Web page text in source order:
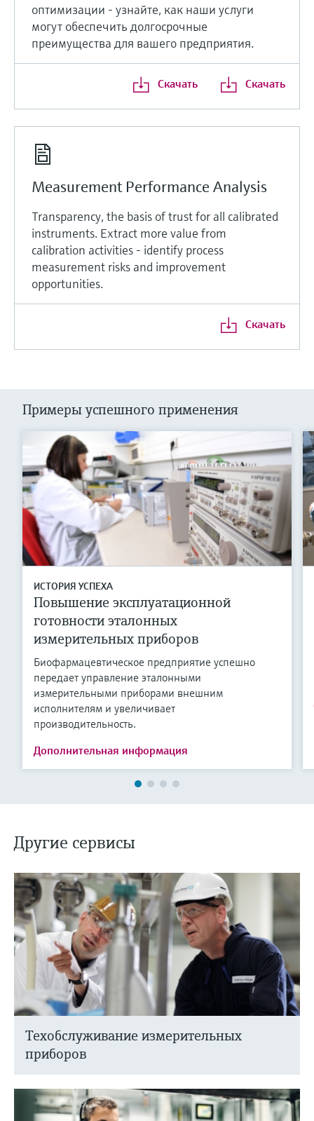
оптимизации - узнайте, как наши услуги
могут обеспечить долгосрочные
преимущества для вашего предприятия.
Скачать Скачать
Measurement Performance Analysis
Transparency, the basis of trust for all calibrated
instruments. Extract more value from
calibration activities - identify process
measurement risks and improvement
opportunities.
Скачать
Примеры успешного применения
ИСТОРИЯ УСПЕХА
Повышение эксплуатационной
готовности эталонных
измерительных приборов
Биофармацевтическое предприятие успешно
передает управление эталонными
измерительными приборами внешним
исполнителям и увеличивает
производительность.
Дополнительная информация
Другие сервисы
Техобслуживание измерительных
приборов